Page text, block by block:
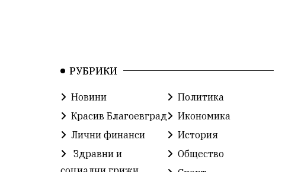
РУБРИКИ
Новини
Политика
Красив Благоевград
Икономика
Лични финанси
История
Здравни и
Общество